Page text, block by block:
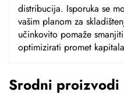
distribucija. Isporuka se
vašim planom za
učinkovito pomaže
optimizirati promet
Srodni proizvodi